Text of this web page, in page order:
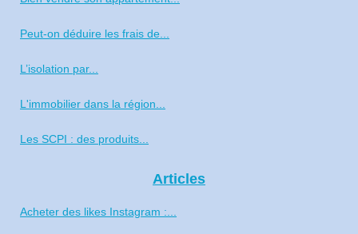
Peut-on déduire les frais de...
L’isolation par...
L'immobilier dans la région...
Les SCPI : des produits...
Articles
Acheter des likes Instagram :...